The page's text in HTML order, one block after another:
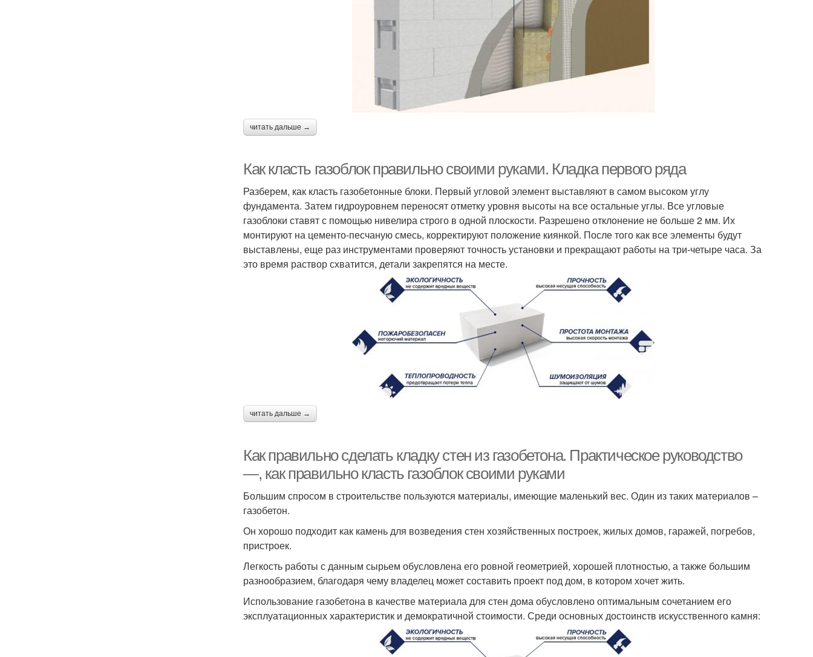
читать дальше →
Как класть газоблок правильно своими руками. Кладка первого ряда
Разберем, как класть газобетонные блоки. Первый угловой элемент выставляют в самом высоком углу
фундамента. Затем гидроуровнем переносят отметку уровня высоты на все остальные углы. Все угловые
газоблоки ставят с помощью нивелира строго в одной плоскости. Разрешено отклонение не больше 2 мм. Их
монтируют на цементо-песчаную смесь, корректируют положение киянкой. После того как все элементы будут
выставлены, еще раз инструментами проверяют точность установки и прекращают работы на три-четыре часа. За
это время раствор схватится, детали закрепятся на месте.
читать дальше →
Как правильно сделать кладку стен из газобетона. Практическое руководство
—, как правильно класть газоблок своими руками
Большим спросом в строительстве пользуются материалы, имеющие маленький вес. Один из таких материалов –
газобетон.
Он хорошо подходит как камень для возведения стен хозяйственных построек, жилых домов, гаражей, погребов,
пристроек.
Легкость работы с данным сырьем обусловлена его ровной геометрией, хорошей плотностью, а также большим
разнообразием, благодаря чему владелец может составить проект под дом, в котором хочет жить.
Использование газобетона в качестве материала для стен дома обусловлено оптимальным сочетанием его
эксплуатационных характеристик и демократичной стоимости. Среди основных достоинств искусственного камня: